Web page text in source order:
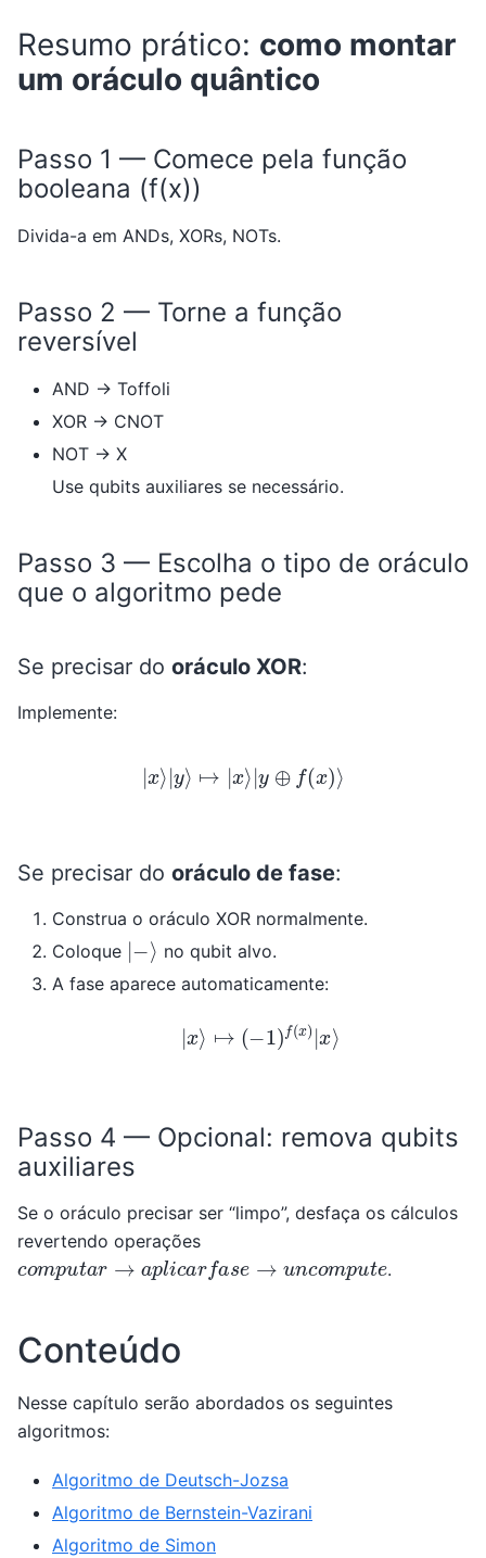
Resumo prático: como montar
um oráculo quântico
Passo 1 — Comece pela função
booleana (f(x))
Divida-a em ANDs, XORs, NOTs.
Passo 2 — Torne a função
reversível
AND → Toffoli
XOR → CNOT
NOT → X
Use qubits auxiliares se necessário.
Passo 3 — Escolha o tipo de oráculo
que o algoritmo pede
Se precisar do oráculo XOR:
Implemente:
|x⟩|y ⟩ ↦ |x⟩ |y ⊕ (x)⟩
Se precisar do oráculo de fase:
Construa o oráculo XOR normalmente.
Coloque | ⟩ no qubit alvo.
A fase aparece automaticamente:
x − )f(x)|x ⟩
Passo 4 — Opcional: remova qubits
auxiliares
Se o oráculo precisar ser “limpo”, desfaça os cálculos
revertendo operações
computar → aplicarfas e→ u ncompute .
Conteúdo
Nesse capítulo serão abordados os seguintes
algoritmos:
Algoritmo de Deutsch-Jozsa
Algoritmo de Bernstein-Vazirani
Algoritmo de Simon